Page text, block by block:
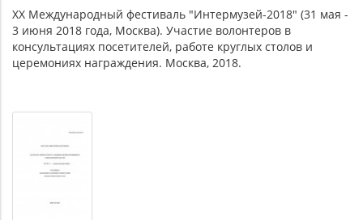
ХХ Международный фестиваль "Интермузей-2018" (31 мая -
3 июня 2018 года, Москва). Участие волонтеров в
консультациях посетителей, работе круглых столов и
церемониях награждения. Москва, 2018.